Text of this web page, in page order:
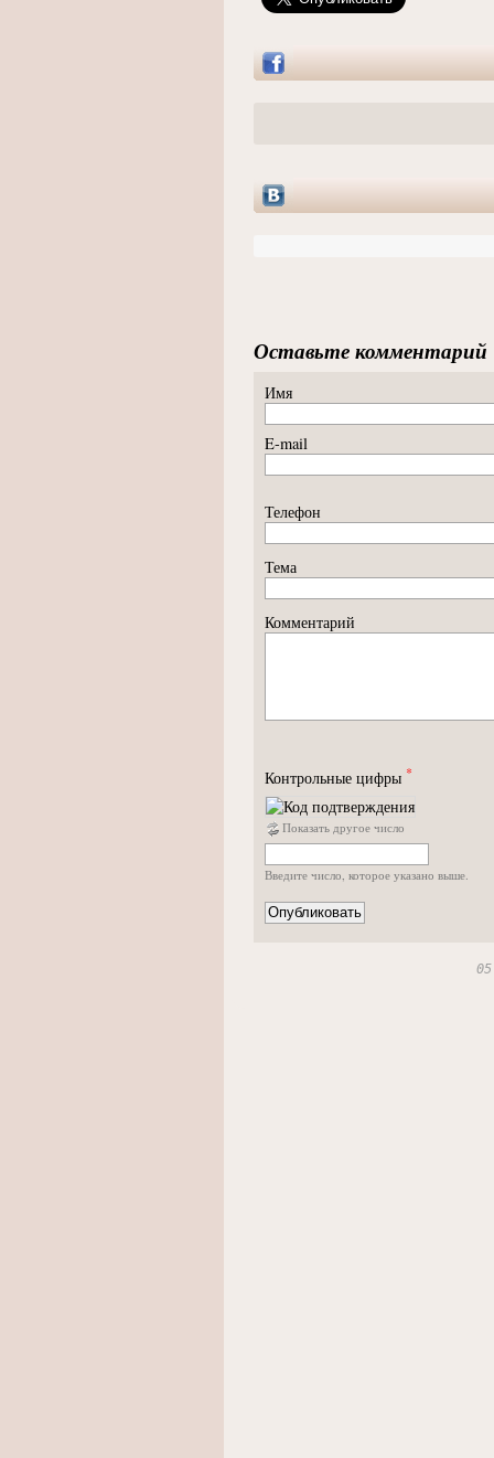
Оставьте комментарий
Имя
E-mail
Телефон
Тема
Комментарий
Контрольные цифры *
Показать другое число
Введите число, которое указано выше.